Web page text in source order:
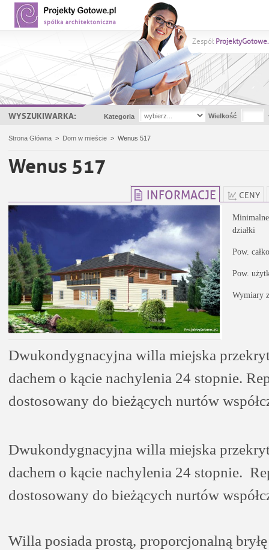
Zespół
WYSZUKIWARKA: Kategoria Wielkość
Strona Główna > Dom w mieście > Wenus 517
Wenus 517
INFORMACJE CENY
działki
Pow.
Pow.
Wymiary
Dwukondygnacyjna willa miejska
dachem o kącie nachylenia 24 stopnie.
dostosowany do bieżących nurtów
Dwukondygnacyjna willa miejska
dachem o kącie nachylenia 24 stopnie.
dostosowany do bieżących nurtów
Willa posiada prostą, proporcjonalną